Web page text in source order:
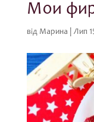
Мои
від Марина Лип